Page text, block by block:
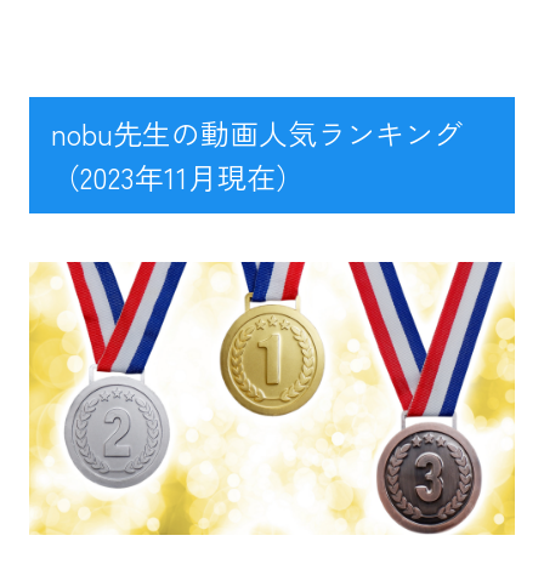
nobu先生の動画人気ランキング
（2023年11月現在）